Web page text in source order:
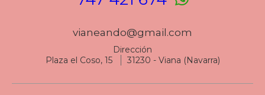
vianeando@gmail.com
Dirección
Plaza el Coso, 15
31230 - Viana (Navarra)